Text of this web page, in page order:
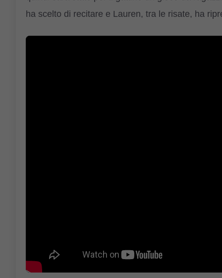
ha scelto di recitare e Lauren, tra le risate, ha